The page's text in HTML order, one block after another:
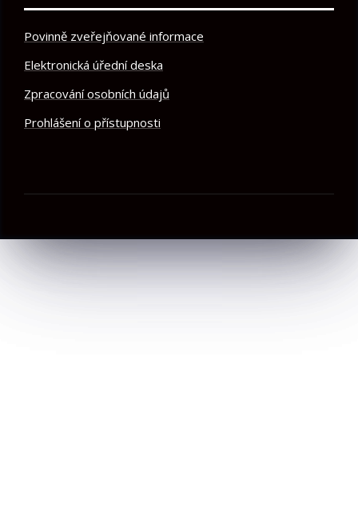
Povinně zveřejňované informace
Elektronická úřední deska
Zpracování osobních údajů
Prohlášení o přístupnosti